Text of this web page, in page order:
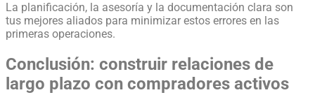
La planificación, la asesoría y la documentación clara son
tus mejores aliados para minimizar estos errores en las
primeras operaciones.
Conclusión: construir relaciones de
largo plazo con compradores activos